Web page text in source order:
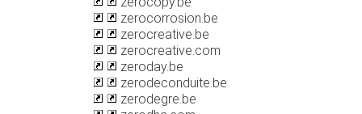
zerocorrosion.be
zerocreative.be
zerocreative.com
zeroday.be
zerodeconduite.be
zerodegre.be